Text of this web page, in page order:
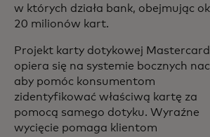
w których działa bank, obejmując
20 milionów kart.
Projekt karty dotykowej
opiera się na systemie bocznych
aby pomóc konsumentom
zidentyfikować właściwą kartę za
pomocą samego dotyku. Wyraźne
wycięcie pomaga klientom